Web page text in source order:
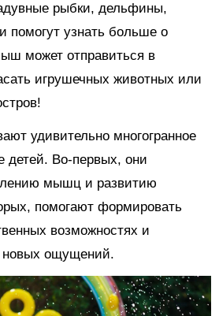
рыбки, дельфины,
помогут узнать больше о
может отправиться в
игрушечных животных или
удивительно многогранное
детей. Во-первых, они
мышц и развитию
помогают формировать
возможностях и
новых ощущений.